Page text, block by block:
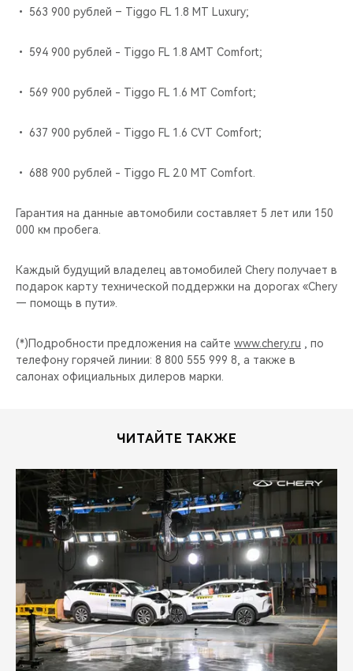
• 563 900 рублей – Tiggo FL 1.8 MT Luxury;
• 594 900 рублей - Tiggo FL 1.8 AMT Comfort;
• 569 900 рублей - Tiggo FL 1.6 MT Comfort;
• 637 900 рублей - Tiggo FL 1.6 CVT Comfort;
• 688 900 рублей - Tiggo FL 2.0 MT Comfort.
Гарантия на данные автомобили составляет 5 лет или 150
000 км пробега.
Каждый будущий владелец автомобилей Chery получает в
подарок карту технической поддержки на дорогах «Chery
— помощь в пути».
(*)Подробности предложения на сайте www.chery.ru , по
телефону горячей линии: 8 800 555 999 8, а также в
салонах официальных дилеров марки.
ЧИТАЙТЕ ТАКЖЕ